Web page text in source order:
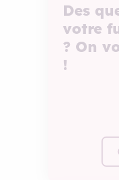
Des
votre
? On
!